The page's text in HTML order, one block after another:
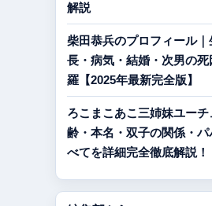
解説
柴田恭兵のプロフィール
長・病気・結婚・次男の
羅【2025年最新完全版】
ろこまこあこ三姉妹ユー
齢・本名・双子の関係・
べてを詳細完全徹底解説！